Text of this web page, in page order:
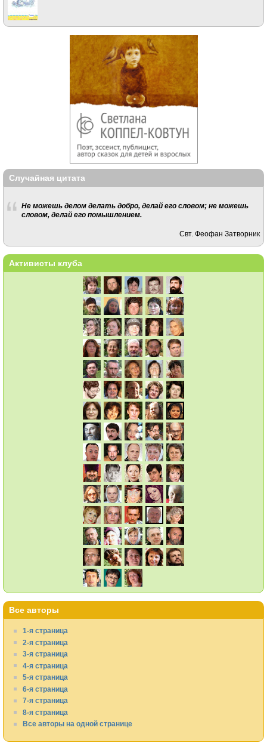
Случайная цитата
Не можешь делом делать добро, делай его словом; не можешь
словом, делай его помышлением.
Свт. Феофан Затворник
Активисты клуба
Все авторы
1-я страница
2-я страница
3-я страница
4-я страница
5-я страница
6-я страница
7-я страница
8-я страница
Все авторы на одной странице